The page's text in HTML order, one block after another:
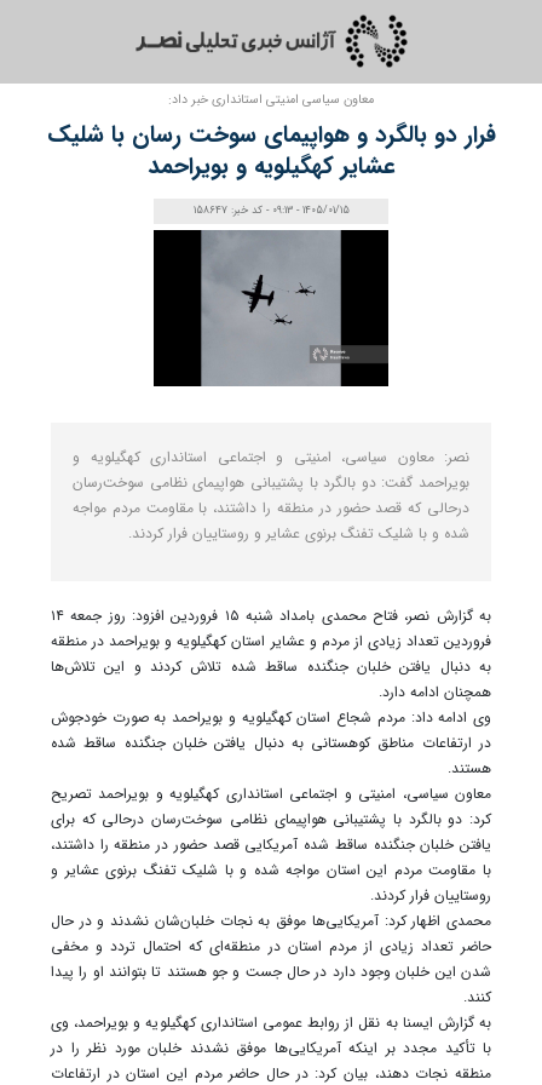
معاون سیاسی امنیتی استانداری خبر داد:
فرار دو بالگرد و هواپیمای سوخت‌ رسان با شلیک
عشایر کهگیلویه و بویراحمد
1405/01/15 - 09:13 - کد خبر: 158647
نصر: معاون سیاسی، امنیتی و اجتماعی استانداری کهگیلویه و
بویراحمد گفت: دو بالگرد با پشتیبانی هواپیمای نظامی سوخت‌رسان
درحالی که قصد حضور در منطقه را داشتند، با مقاومت مردم مواجه
شده و با شلیک تفنگ برنوی عشایر و روستاییان فرار کردند.
به گزارش نصر، فتاح محمدی بامداد شنبه ۱۵ فروردین افزود: روز جمعه ۱۴
فروردین تعداد زیادی از مردم و عشایر استان کهگیلویه و بویراحمد در منطقه
به دنبال یافتن خلبان جنگنده ساقط شده تلاش کردند و این تلاش‌ها
همچنان ادامه دارد.
وی ادامه داد: مردم شجاع استان کهگیلویه و بویراحمد به صورت خودجوش
در ارتفاعات مناطق کوهستانی به دنبال یافتن خلبان جنگنده ساقط شده
هستند.
معاون سیاسی، امنیتی و اجتماعی استانداری کهگیلویه و بویراحمد تصریح
کرد: دو بالگرد با پشتیبانی هواپیمای نظامی سوخت‌رسان درحالی که برای
یافتن خلبان جنگنده ساقط شده آمریکایی قصد حضور در منطقه را داشتند،
با مقاومت مردم این استان مواجه شده و با شلیک تفنگ برنوی عشایر و
روستاییان فرار کردند.
محمدی اظهار کرد: آمریکایی‌ها موفق به نجات خلبان‌شان نشدند و در حال
حاضر تعداد زیادی از مردم استان در منطقه‌ای که احتمال تردد و مخفی
شدن این خلبان وجود دارد در حال جست و جو هستند تا بتوانند او را پیدا
کنند.
به گزارش ایسنا به نقل از روابط عمومی استانداری کهگیلویه و بویراحمد، وی
با تأکید مجدد بر اینکه آمریکایی‌ها موفق نشدند خلبان مورد نظر را در
منطقه نجات دهند، بیان کرد: در حال حاضر مردم این استان در ارتفاعات